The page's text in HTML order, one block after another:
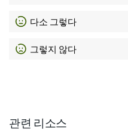
다소 그렇다
그렇지 않다
관련 리소스